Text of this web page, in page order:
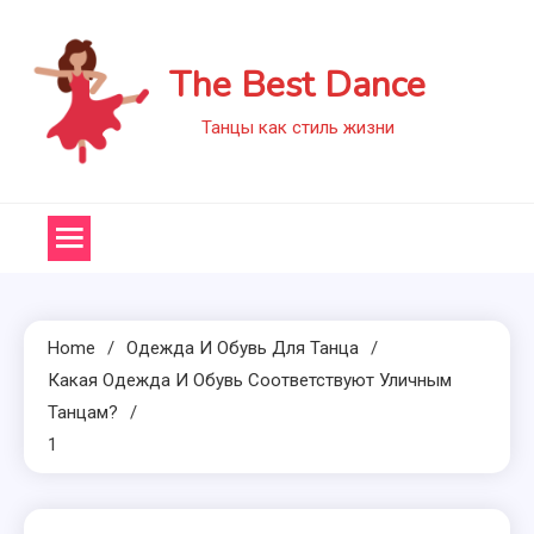
content
The Best Dance
Танцы как стиль жизни
Home
Одежда И Обувь Для Танца
Какая Одежда И Обувь Соответствуют Уличным
Танцам?
1